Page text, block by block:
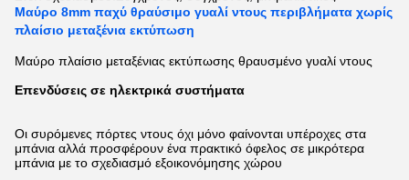
Μαύρο 8mm παχύ θραύσιμο γυαλί ντους περιβλήματα χωρίς
πλαίσιο μεταξένια εκτύπωση
Μαύρο πλαίσιο μεταξένιας εκτύπωσης θραυσμένο γυαλί ντους
Επενδύσεις σε ηλεκτρικά συστήματα
Οι συρόμενες πόρτες ντους όχι μόνο φαίνονται υπέροχες στα
μπάνια αλλά προσφέρουν ένα πρακτικό όφελος σε μικρότερα
μπάνια με το σχεδιασμό εξοικονόμησης χώρου